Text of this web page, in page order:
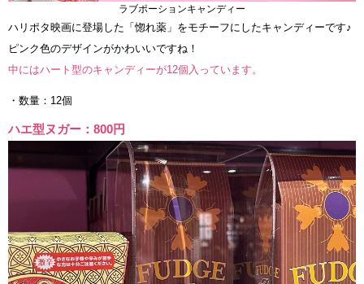
ラブポーションキャンディー
ハリポタ映画に登場した「惚れ薬」をモチーフにしたキャンディーです♪
ピンク色のデザインがかわいいですね！
中にはハート型のキャンディーが12個入っています。
・数量：12個
ハエ型ヌガー：800円